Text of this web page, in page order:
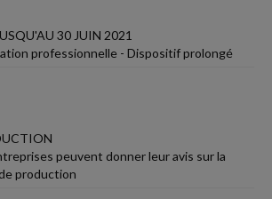
30 JUIN 2021
professionnelle - Dispositif prolongé
peuvent donner leur avis sur la
production